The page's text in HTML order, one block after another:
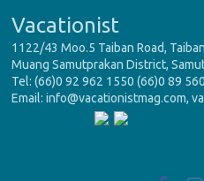
Vacationist
1122/43 Moo.5 Taiban Road,
Muang Samutprakan District,
Tel: (66)0 92 962 1550 (66)0 89
Email: info@vacationistmag.com,